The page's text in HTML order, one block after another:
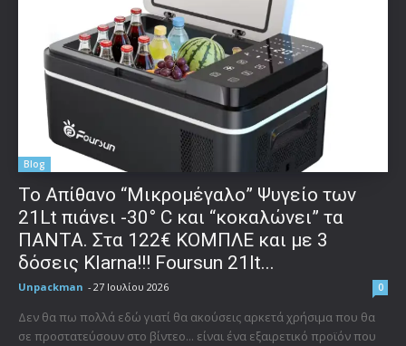
Blog
Το Απίθανο “Μικρομέγαλο” Ψυγείο των
21Lt πιάνει -30° C και “κοκαλώνει” τα
ΠΑΝΤΑ. Στα 122€ ΚΟΜΠΛΕ και με 3
δόσεις Klarna!!! Foursun 21lt...
Unpackman - 27 Ιουλίου 2026 0
Δεν θα πω πολλά εδώ γιατί θα ακούσεις αρκετά χρήσιμα που θα
σε προστατεύσουν στο βίντεο... είναι ένα εξαιρετικό προϊόν που